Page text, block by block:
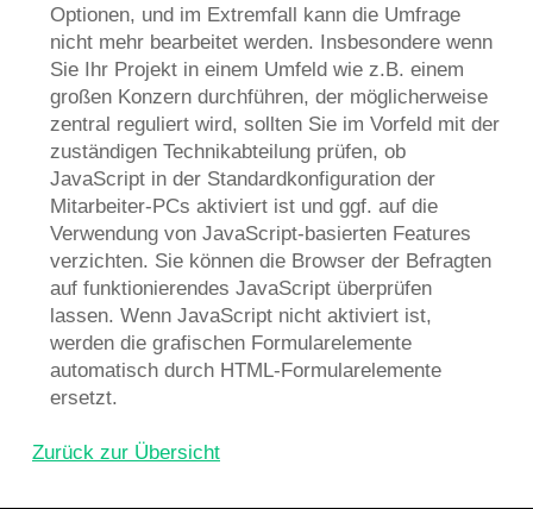
Optionen, und im Extremfall kann die Umfrage
nicht mehr bearbeitet werden. Insbesondere wenn
Sie Ihr Projekt in einem Umfeld wie z.B. einem
großen Konzern durchführen, der möglicherweise
zentral reguliert wird, sollten Sie im Vorfeld mit der
zuständigen Technikabteilung prüfen, ob
JavaScript in der Standardkonfiguration der
Mitarbeiter-PCs aktiviert ist und ggf. auf die
Verwendung von JavaScript-basierten Features
verzichten. Sie können die Browser der Befragten
auf funktionierendes JavaScript überprüfen
lassen. Wenn JavaScript nicht aktiviert ist,
werden die grafischen Formularelemente
automatisch durch HTML-Formularelemente
ersetzt.
Zurück zur Übersicht